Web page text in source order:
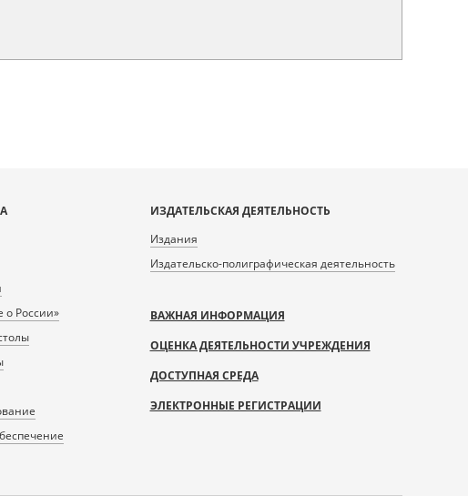
о России»
ИЗДАТЕЛЬСКАЯ ДЕЯТЕЛЬНОСТЬ
Издания
Издательско-полиграфическая деятельность
ВАЖНАЯ ИНФОРМАЦИЯ
ОЦЕНКА ДЕЯТЕЛЬНОСТИ УЧРЕЖДЕНИЯ
ДОСТУПНАЯ СРЕДА
ЭЛЕКТРОННЫЕ РЕГИСТРАЦИИ